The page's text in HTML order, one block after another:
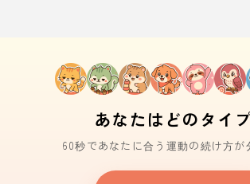
あなたはどのタイ
60秒であなたに合う運動の続け方が